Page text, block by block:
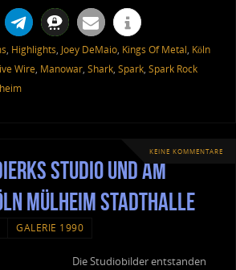
, Highlights, Joey DeMaio, Kings Of Metal, Köln
Wire, Manowar, Shark, Spark, Spark Rock
KEINE KOMMENTARE
Studio und am
Mülheim Stadthalle
GALERIE 1990
Die Studiobilder entstanden